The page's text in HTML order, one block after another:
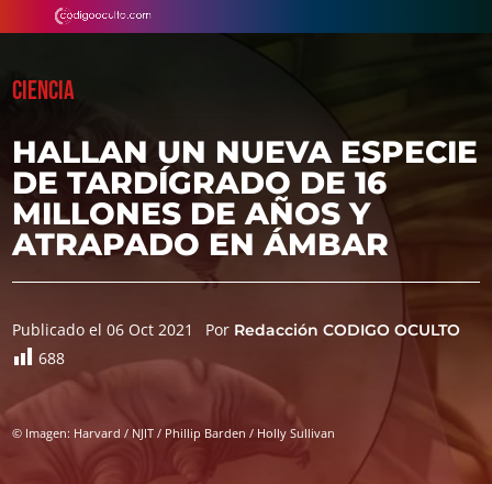
CIENCIA
HALLAN UN NUEVA ESPECIE
DE TARDÍGRADO DE 16
MILLONES DE AÑOS Y
ATRAPADO EN ÁMBAR
Publicado el 06 Oct 2021 Por Redacción CODIGO OCULTO
688
© Imagen: Harvard / NJIT / Phillip Barden / Holly Sullivan